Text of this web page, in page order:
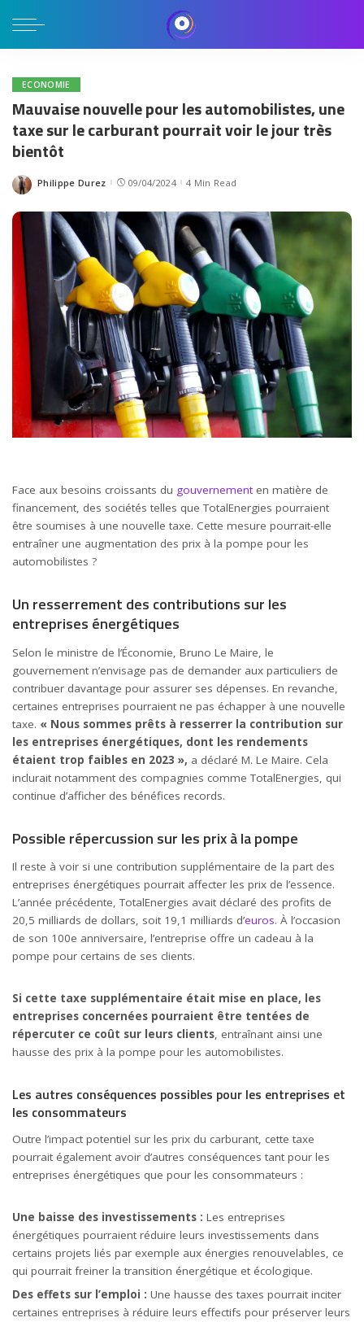
ECONOMIE
Mauvaise nouvelle pour les automobilistes, une
taxe sur le carburant pourrait voir le jour très
bientôt
Posted
Philippe Durez 09/04/2024 4 Min Read
Face aux besoins croissants du gouvernementen matière de
financement, des sociétés telles que TotalEnergies pourraient
être soumises à une nouvelle taxe. Cette mesure pourrait-elle
entraîner une augmentation des prix à la pompe pour les
automobilistes ?
Un resserrement des contributions sur les
entreprises énergétiques
Selon le ministre de l’Économie, Bruno Le Maire, le
gouvernement n’envisage pas de demander aux particuliers de
contribuer davantage pour assurer ses dépenses. En revanche,
certaines entreprises pourraient ne pas échapper à une nouvelle
taxe. « Nous sommes prêts à resserrer la contribution sur
les entreprises énergétiques, dont les rendements
étaient trop faibles en 2023 », a déclaré M. Le Maire. Cela
inclurait notamment des compagnies comme TotalEnergies, qui
continue d’afficher des bénéfices records.
Possible répercussion sur les prix à la pompe
Il reste à voir si une contribution supplémentaire de la part des
entreprises énergétiques pourrait affecter les prix de l’essence.
L’année précédente, TotalEnergies avait déclaré des profits de
20,5 milliards de dollars, soit 19,1 milliards d’euros. À l’occasion
de son 100e anniversaire, l’entreprise offre un cadeau à la
pompe pour certains de ses clients.
Si cette taxe supplémentaire était mise en place, les
entreprises concernées pourraient être tentées de
répercuter ce coût sur leurs clients, entraînant ainsi une
hausse des prix à la pompe pour les automobilistes.
Les autres conséquences possibles pour les entreprises et
les consommateurs
Outre l’impact potentiel sur les prix du carburant, cette taxe
pourrait également avoir d’autres conséquences tant pour les
entreprises énergétiques que pour les consommateurs :
Une baisse des investissements : Les entreprises
énergétiques pourraient réduire leurs investissements dans
certains projets liés par exemple aux énergies renouvelables, ce
qui pourrait freiner la transition énergétique et écologique.
Des effets sur l’emploi : Une hausse des taxes pourrait inciter
certaines entreprises à réduire leurs effectifs pour préserver leurs